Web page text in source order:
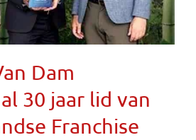
Dam
30 jaar lid van
Franchise